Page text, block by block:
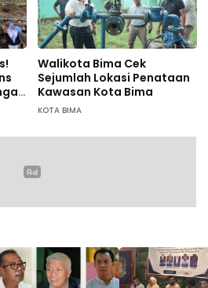
Walikota Bima Cek
Sejumlah Lokasi Penataan
Kawasan Kota Bima
KOTA BIMA